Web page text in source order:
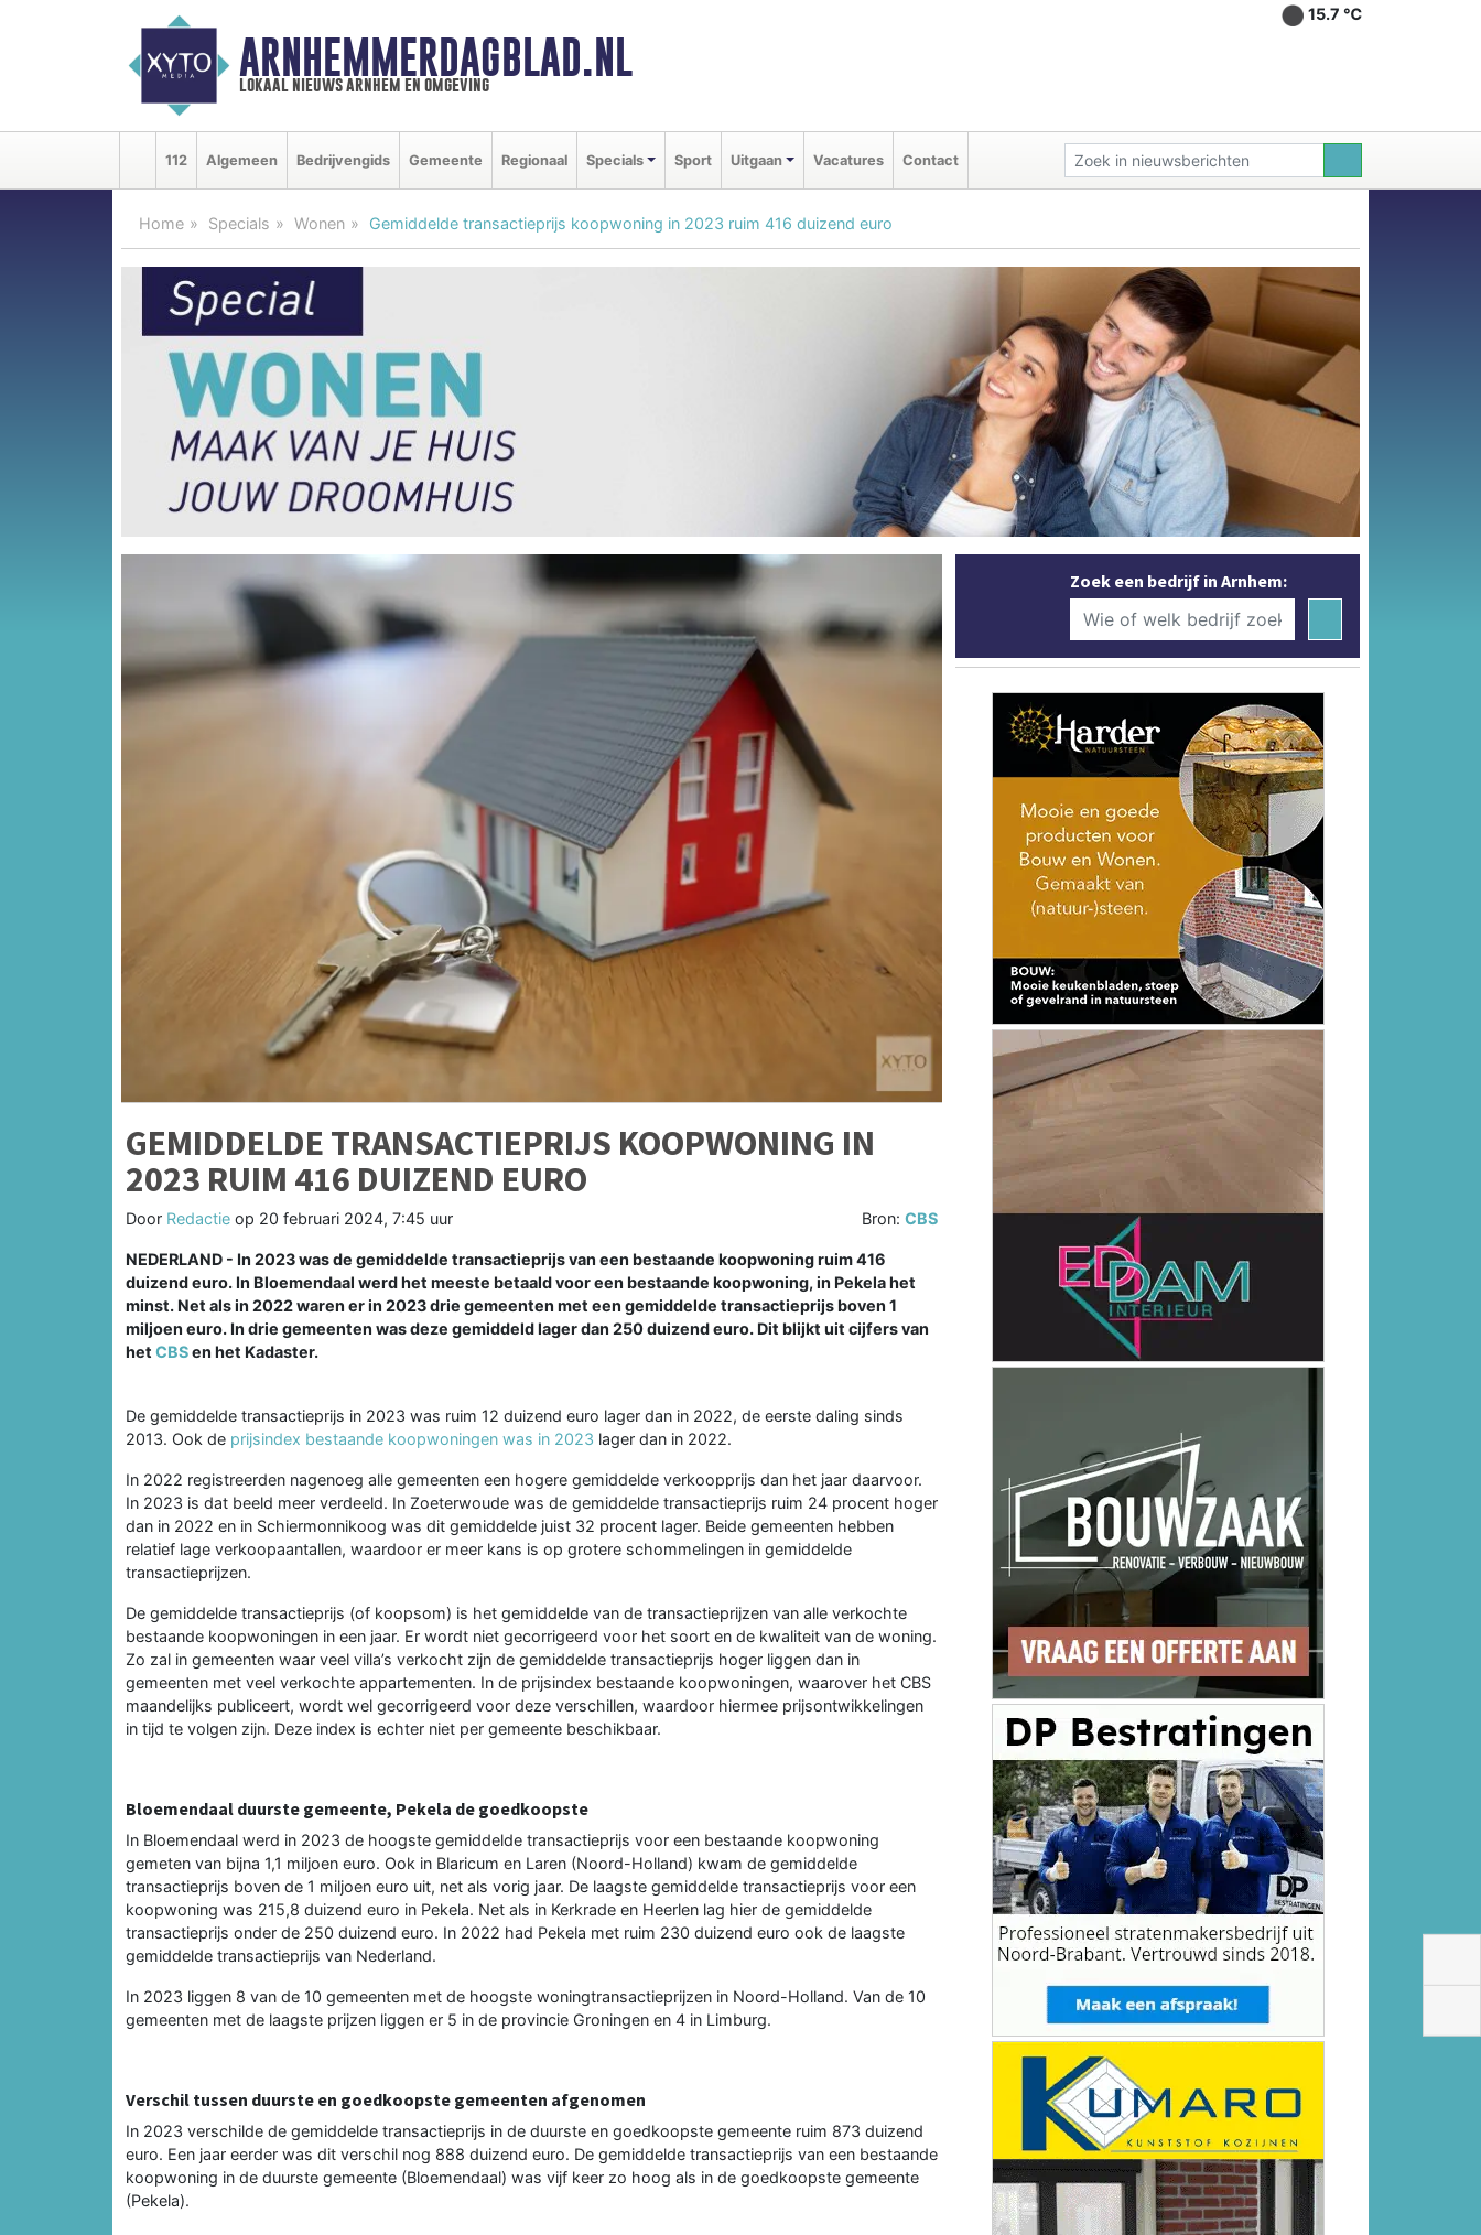
ARNHEMMERDAGBLAD.NL
lokaal nieuws arnhem en omgeving
15.7 ℃
112 Algemeen Bedrijvengids Gemeente Regionaal Specials Sport Uitgaan Vacatures Contact
Home Specials Wonen Gemiddelde transactieprijs koopwoning in 2023 ruim 416 duizend euro
GEMIDDELDE TRANSACTIEPRIJS KOOPWONING IN
2023 RUIM 416 DUIZEND EURO
Door Redactie op 20 februari 2024, 7:45 uur Bron:CBS
NEDERLAND - In 2023 was de gemiddelde transactieprijs van een bestaande koopwoning ruim 416
duizend euro. In Bloemendaal werd het meeste betaald voor een bestaande koopwoning, in Pekela het
minst. Net als in 2022 waren er in 2023 drie gemeenten met een gemiddelde transactieprijs boven 1
miljoen euro. In drie gemeenten was deze gemiddeld lager dan 250 duizend euro. Dit blijkt uit cijfers van
het CBSen het Kadaster.
De gemiddelde transactieprijs in 2023 was ruim 12 duizend euro lager dan in 2022, de eerste daling sinds
2013. Ook de prijsindex bestaande koopwoningen was in 2023 lager dan in 2022.
In 2022 registreerden nagenoeg alle gemeenten een hogere gemiddelde verkoopprijs dan het jaar daarvoor.
In 2023 is dat beeld meer verdeeld. In Zoeterwoude was de gemiddelde transactieprijs ruim 24 procent hoger
dan in 2022 en in Schiermonnikoog was dit gemiddelde juist 32 procent lager. Beide gemeenten hebben
relatief lage verkoopaantallen, waardoor er meer kans is op grotere schommelingen in gemiddelde
transactieprijzen.
De gemiddelde transactieprijs (of koopsom) is het gemiddelde van de transactieprijzen van alle verkochte
bestaande koopwoningen in een jaar. Er wordt niet gecorrigeerd voor het soort en de kwaliteit van de woning.
Zo zal in gemeenten waar veel villa’s verkocht zijn de gemiddelde transactieprijs hoger liggen dan in
gemeenten met veel verkochte appartementen. In de prijsindex bestaande koopwoningen, waarover het CBS
maandelijks publiceert, wordt wel gecorrigeerd voor deze verschillen, waardoor hiermee prijsontwikkelingen
in tijd te volgen zijn. Deze index is echter niet per gemeente beschikbaar.
Bloemendaal duurste gemeente, Pekela de goedkoopste
In Bloemendaal werd in 2023 de hoogste gemiddelde transactieprijs voor een bestaande koopwoning
gemeten van bijna 1,1 miljoen euro. Ook in Blaricum en Laren (Noord-Holland) kwam de gemiddelde
transactieprijs boven de 1 miljoen euro uit, net als vorig jaar. De laagste gemiddelde transactieprijs voor een
koopwoning was 215,8 duizend euro in Pekela. Net als in Kerkrade en Heerlen lag hier de gemiddelde
transactieprijs onder de 250 duizend euro. In 2022 had Pekela met ruim 230 duizend euro ook de laagste
gemiddelde transactieprijs van Nederland.
In 2023 liggen 8 van de 10 gemeenten met de hoogste woningtransactieprijzen in Noord-Holland. Van de 10
gemeenten met de laagste prijzen liggen er 5 in de provincie Groningen en 4 in Limburg.
Verschil tussen duurste en goedkoopste gemeenten afgenomen
In 2023 verschilde de gemiddelde transactieprijs in de duurste en goedkoopste gemeente ruim 873 duizend
euro. Een jaar eerder was dit verschil nog 888 duizend euro. De gemiddelde transactieprijs van een bestaande
koopwoning in de duurste gemeente (Bloemendaal) was vijf keer zo hoog als in de goedkoopste gemeente
(Pekela).
Zoek een bedrijf in Arnhem: